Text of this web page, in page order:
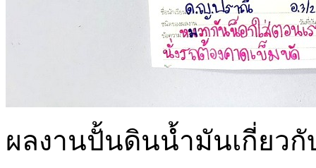
ผลงานปั้นดินน้ำมันเกี่ยว